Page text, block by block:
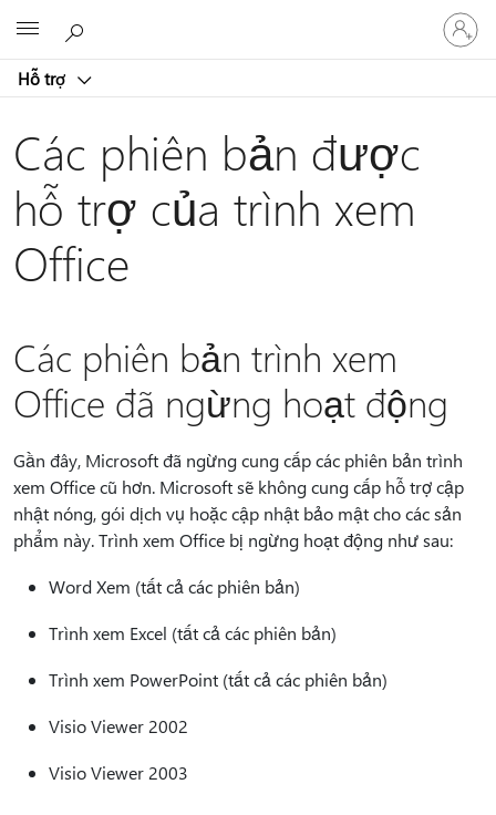
Hỗ trợ
Đăng
nhập
tài
Các phiên bản được
hỗ trợ của trình xem
Office
Các phiên bản trình xem
Office đã ngừng hoạt động
Gần đây, Microsoft đã ngừng cung cấp các phiên bản trình
xem Office cũ hơn. Microsoft sẽ không cung cấp hỗ trợ cập
nhật nóng, gói dịch vụ hoặc cập nhật bảo mật cho các sản
phẩm này. Trình xem Office bị ngừng hoạt động như sau:
Word Xem (tất cả các phiên bản)
Trình xem Excel (tất cả các phiên bản)
Trình xem PowerPoint (tất cả các phiên bản)
Visio Viewer 2002
Visio Viewer 2003